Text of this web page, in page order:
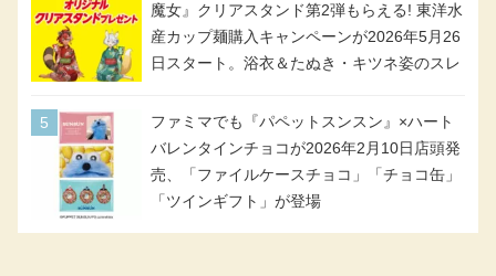
魔女』クリアスタンド第2弾もらえる! 東洋水
産カップ麺購入キャンペーンが2026年5月26
日スタート。浴衣＆たぬき・キツネ姿のスレ
号・5号) / シャディクが全6種のクリアスタ
ンドになって登場!
ファミマでも『パペットスンスン』×ハート
バレンタインチョコが2026年2月10日店頭発
売、「ファイルケースチョコ」「チョコ缶」
「ツインギフト」が登場